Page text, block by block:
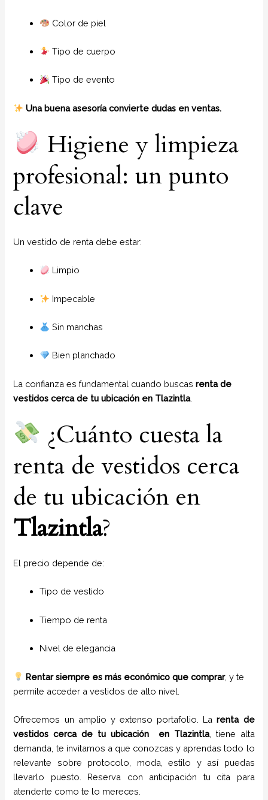
Color de piel
Tipo de cuerpo
Tipo de evento
Una buena asesoría convierte dudas en ventas.
Higiene y limpieza
profesional: un punto
clave
Un vestido de renta debe estar:
Limpio
Impecable
Sin manchas
Bien planchado
La confianza es fundamental cuando buscasrenta de
vestidos cerca de tu ubicación en Tlazintla.
¿Cuánto cuesta la
renta de vestidos cerca
de tu ubicación en
Tlazintla?
El precio depende de:
Tipo de vestido
Tiempo de renta
Nivel de elegancia
Rentar siempre es más económico que comprar, y te
permite acceder a vestidos de alto nivel.
Ofrecemos un amplio y extenso portafolio. Larenta de
vestidos cerca de tu ubicación en Tlazintla, tiene alta
demanda, te invitamos a que conozcas y aprendas todo lo
relevante sobre protocolo, moda, estilo y así puedas
llevarlo puesto. Reserva con anticipación tu cita para
atenderte como te lo mereces.